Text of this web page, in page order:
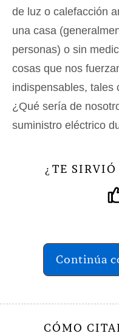
de luz o calefacción
una casa
personas) o sin
cosas que nos
indispensables, tales
¿Qué sería de
suministro eléctrico
¿ TE SIRVIÓ
Continúa
CÓMO